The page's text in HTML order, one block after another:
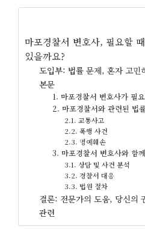
마포경찰서 변호사, 필요할
있을까요?
도입부: 법률 문제, 혼자 고민
본문
1. 마포경찰서 변호사가 필
2. 마포경찰서와 관련된 법
2.1. 교통사고
2.2. 폭행 사건
2.3. 명예훼손
3. 마포경찰서 변호사와 함
3.1. 상담 및 사건 분석
3.2. 경찰서 대응
3.3. 법원 절차
결론: 전문가의 도움, 당신의
관련